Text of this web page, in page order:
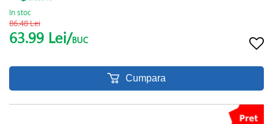
In stoc
86.48 Lei
63.99 Lei/BUC
Cumpara